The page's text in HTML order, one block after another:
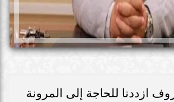
ازددنا للحاجة إلى المرونة